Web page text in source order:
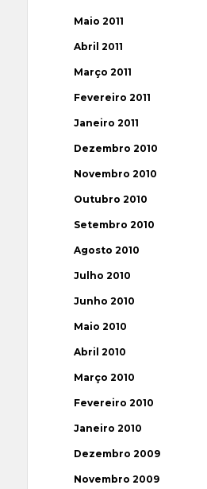
Maio 2011
Abril 2011
Março 2011
Fevereiro 2011
Janeiro 2011
Dezembro 2010
Novembro 2010
Outubro 2010
Setembro 2010
Agosto 2010
Julho 2010
Junho 2010
Maio 2010
Abril 2010
Março 2010
Fevereiro 2010
Janeiro 2010
Dezembro 2009
Novembro 2009